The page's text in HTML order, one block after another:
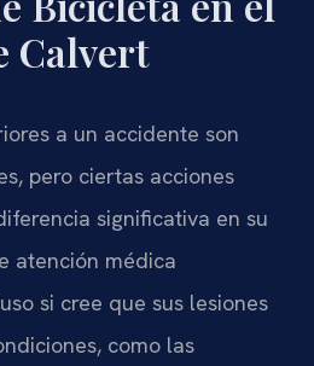
Calvert
a un accidente son
pero ciertas acciones
significativa en su
atención médica
si cree que sus lesiones
como las